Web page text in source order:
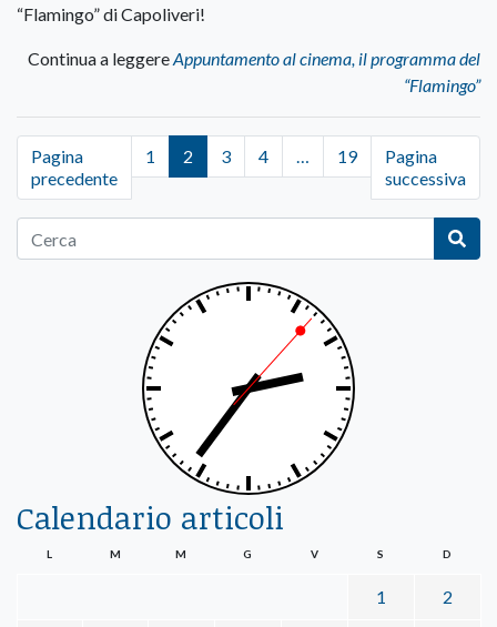
“Flamingo” di Capoliveri!
Continua a leggereAppuntamento al cinema, il programma del
“Flamingo”
Pagina
precedente
1 2 3 4 … 19
Pagina
successiva
Calendario articoli
L M M G V S D
1 2